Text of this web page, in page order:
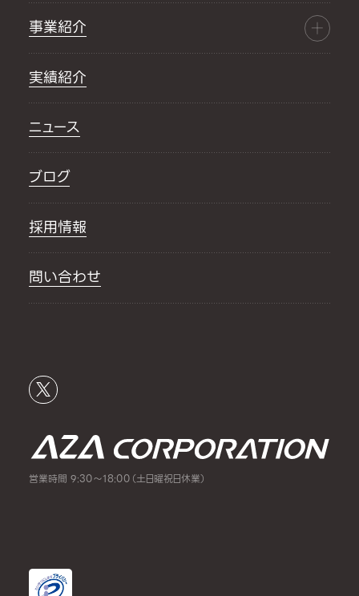
事業紹介
実績紹介
ニュース
ブログ
採用情報
問い合わせ
営業時間 9:30～18:00（土日曜祝日休業）